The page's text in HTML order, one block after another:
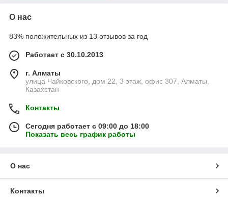
О нас
83% положительных из 13 отзывов за год
Работает с 30.10.2013
г. Алматы
улица Чайковского, дом 22, 3 этаж, офис 307, Алматы,
Казахстан
Контакты
Сегодня работает с 09:00 до 18:00
Показать весь график работы
О нас
Контакты